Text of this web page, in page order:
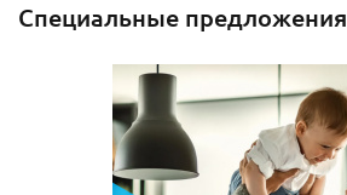
Специальные предложения